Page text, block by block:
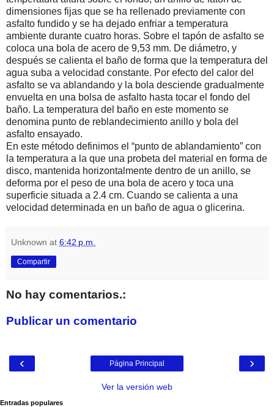
dimensiones fijas que se ha rellenado previamente con
asfalto fundido y se ha dejado enfriar a temperatura
ambiente durante cuatro horas. Sobre el tapón de asfalto se
coloca una bola de acero de 9,53 mm. De diámetro, y
después se calienta el baño de forma que la temperatura del
agua suba a velocidad constante. Por efecto del calor del
asfalto se va ablandando y la bola desciende gradualmente
envuelta en una bolsa de asfalto hasta tocar el fondo del
baño. La temperatura del baño en este momento se
denomina punto de reblandecimiento anillo y bola del
asfalto ensayado.
En este método definimos el “punto de ablandamiento” con
la temperatura a la que una probeta del material en forma de
disco, mantenida horizontalmente dentro de un anillo, se
deforma por el peso de una bola de acero y toca una
superficie situada a 2.4 cm. Cuando se calienta a una
velocidad determinada en un baño de agua o glicerina.
Unknown at 6:42 p.m.
Compartir
No hay comentarios.:
Publicar un comentario
‹ ›
Página Principal
Ver la versión web
Entradas populares